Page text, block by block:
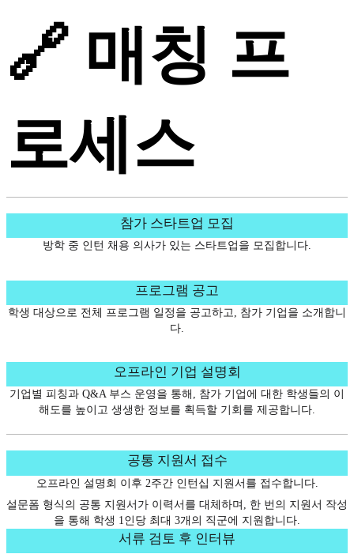
🔗 매칭 프
로세스
참가 스타트업 모집
방학 중 인턴 채용 의사가 있는 스타트업을 모집합니다.
프로그램 공고
학생 대상으로 전체 프로그램 일정을 공고하고, 참가 기업을 소개합니
다.
오프라인 기업 설명회
기업별 피칭과 Q&A 부스 운영을 통해, 참가 기업에 대한 학생들의 이
해도를 높이고 생생한 정보를 획득할 기회를 제공합니다.
공통 지원서 접수
오프라인 설명회 이후 2주간 인턴십 지원서를 접수합니다.
설문폼 형식의 공통 지원서가 이력서를 대체하며, 한 번의 지원서 작성
을 통해 학생 1인당 최대 3개의 직군에 지원합니다.
서류 검토 후 인터뷰